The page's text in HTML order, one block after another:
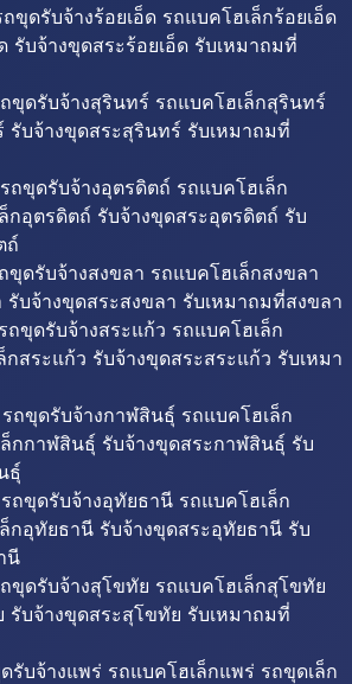
ขุดรับจ้างร้อยเอ็ด รถแบคโฮเล็กร้อยเอ็ด
รับจ้างขุดสระร้อยเอ็ด รับเหมาถมที่
ขุดรับจ้างสุรินทร์ รถแบคโฮเล็กสุรินทร์
รับจ้างขุดสระสุรินทร์ รับเหมาถมที่
ถขุดรับจ้างอุตรดิตถ์ รถแบคโฮเล็ก
กอุตรดิตถ์ รับจ้างขุดสระอุตรดิตถ์ รับ
ถ์
ขุดรับจ้างสงขลา รถแบคโฮเล็กสงขลา
รับจ้างขุดสระสงขลา รับเหมาถมที่สงขลา
ถขุดรับจ้างสระแก้ว รถแบคโฮเล็ก
กสระแก้ว รับจ้างขุดสระสระแก้ว รับเหมา
ถขุดรับจ้างกาฬสินธุ์ รถแบคโฮเล็ก
กกาฬสินธุ์ รับจ้างขุดสระกาฬสินธุ์ รับ
ธุ์
ถขุดรับจ้างอุทัยธานี รถแบคโฮเล็ก
กอุทัยธานี รับจ้างขุดสระอุทัยธานี รับ
นี
ขุดรับจ้างสุโขทัย รถแบคโฮเล็กสุโขทัย
รับจ้างขุดสระสุโขทัย รับเหมาถมที่
รับจ้างแพร่ รถแบคโฮเล็กแพร่ รถขุดเล็ก